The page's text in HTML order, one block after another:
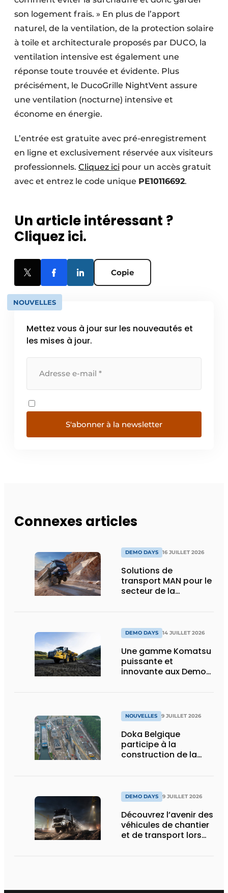
son logement frais. » En plus de l’apport
naturel, de la ventilation, de la protection solaire
à toile et architecturale proposés par DUCO, la
ventilation intensive est également une
réponse toute trouvée et évidente. Plus
précisément, le DucoGrille NightVent assure
une ventilation (nocturne) intensive et
économe en énergie.
L’entrée est gratuite avec pré-enregistrement
en ligne et exclusivement réservée aux visiteurs
professionnels. Cliquez ici pour un accès gratuit
avec et entrez le code unique PE10116692.
Un article intéressant ?
Cliquez ici.
Copie
NOUVELLES
Mettez vous à jour sur les nouveautés et
les mises à jour.
S'abonner à la newsletter
Connexes articles
DEMO DAYS 16 JUILLET 2026
Solutions de
transport MAN pour le
secteur de la
DEMO DAYS 14 JUILLET 2026
Une gamme Komatsu
puissante et
innovante aux Demo
NOUVELLES 9 JUILLET 2026
Doka Belgique
participe à la
construction de la
DEMO DAYS 9 JUILLET 2026
Découvrez l’avenir des
véhicules de chantier
et de transport lors